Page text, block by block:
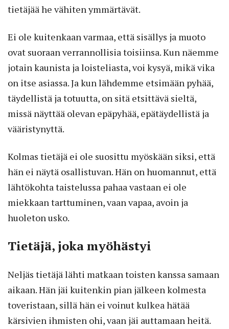
tietäjää he vähiten ymmärtävät.
Ei ole kuitenkaan varmaa, että sisällys ja muoto
ovat suoraan verrannollisia toisiinsa. Kun näemme
jotain kaunista ja loisteliasta, voi kysyä, mikä vika
on itse asiassa. Ja kun lähdemme etsimään pyhää,
täydellistä ja totuutta, on sitä etsittävä sieltä,
missä näyttää olevan epäpyhää, epätäydellistä ja
vääristynyttä.
Kolmas tietäjä ei ole suosittu myöskään siksi, että
hän ei näytä osallistuvan. Hän on huomannut, että
lähtökohta taistelussa pahaa vastaan ei ole
miekkaan tarttuminen, vaan vapaa, avoin ja
huoleton usko.
Tietäjä, joka myöhästyi
Neljäs tietäjä lähti matkaan toisten kanssa samaan
aikaan. Hän jäi kuitenkin pian jälkeen kolmesta
toveristaan, sillä hän ei voinut kulkea hätää
kärsivien ihmisten ohi, vaan jäi auttamaan heitä.